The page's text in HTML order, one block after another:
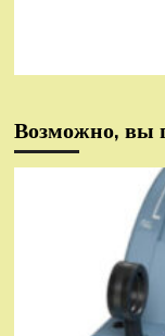
Возможно, вы